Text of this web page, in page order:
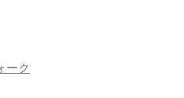
ーク